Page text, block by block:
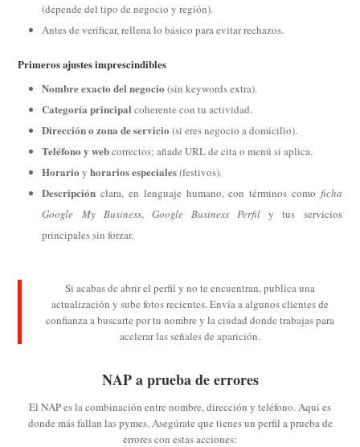
(depende del tipo de negocio y región).
Antes de verificar, rellena lo básico para evitar rechazos.
Primeros ajustes imprescindibles
Nombre exacto del negocio (sin keywords extra).
Categoría principal coherente con tu actividad.
Dirección o zona de servicio (si eres negocio a domicilio).
Teléfono y webcorrectos; añade URL de cita o menú si aplica.
Horario yhorarios especiales(festivos).
Descripción clara, en lenguaje humano, con términos como ficha
Google My Business, Google Business Perfil y tus servicios
principales sin forzar.
Si acabas de abrir el perfil y no te encuentran, publica una
actualización y sube fotos recientes. Envía a algunos clientes de
confianza a buscarte por tu nombre y la ciudad donde trabajas para
acelerar las señales de aparición.
NAP a prueba de errores
El NAP es la combinación entre nombre, dirección y teléfono. Aquí es
donde más fallan las pymes. Asegúrate que tienes un perfil a prueba de
errores con estas acciones: